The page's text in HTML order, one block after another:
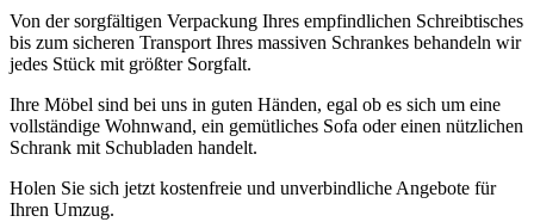
Von der sorgfältigen Verpackung Ihres empfindlichen Schreibtisches
bis zum sicheren Transport Ihres massiven Schrankes behandeln wir
jedes Stück mit größter Sorgfalt.
Ihre Möbel sind bei uns in guten Händen, egal ob es sich um eine
vollständige Wohnwand, ein gemütliches Sofa oder einen nützlichen
Schrank mit Schubladen handelt.
Holen Sie sich jetzt kostenfreie und unverbindliche Angebote für
Ihren Umzug.